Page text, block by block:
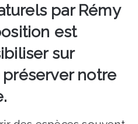
par Rémy
est
sur
préserver notre